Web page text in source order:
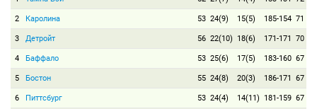
2 Каролина 53 24(9) 15(5) 185-154 71
3 Детройт 56 22(10) 18(6) 171-171 70
4 Баффало 53 25(6) 17(5) 183-160 67
5 Бостон 55 24(8) 20(3) 186-171 67
6 Питтсбург 53 24(4) 14(11) 181-159 67